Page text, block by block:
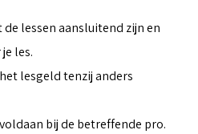
lessen aansluitend zijn en
les.
lesgeld tenzij anders
bij de betreffende pro.